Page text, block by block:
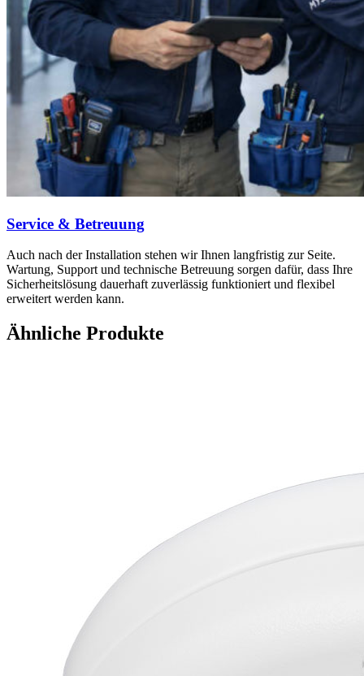
Service & Betreuung
Auch nach der Installation stehen wir Ihnen langfristig zur Seite.
Wartung, Support und technische Betreuung sorgen dafür, dass Ihre
Sicherheitslösung dauerhaft zuverlässig funktioniert und flexibel
erweitert werden kann.
Ähnliche Produkte